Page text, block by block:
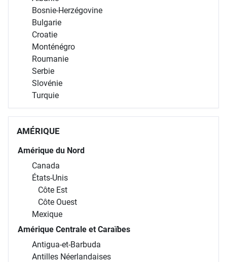
Bosnie-Herzégovine
Bulgarie
Croatie
Monténégro
Roumanie
Serbie
Slovénie
Turquie
AMÉRIQUE
Amérique du Nord
Canada
États-Unis
Côte Est
Côte Ouest
Mexique
Amérique Centrale et Caraïbes
Antigua-et-Barbuda
Antilles Néerlandaises